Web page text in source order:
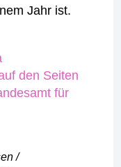
Jahr ist.
den Seiten
für
/